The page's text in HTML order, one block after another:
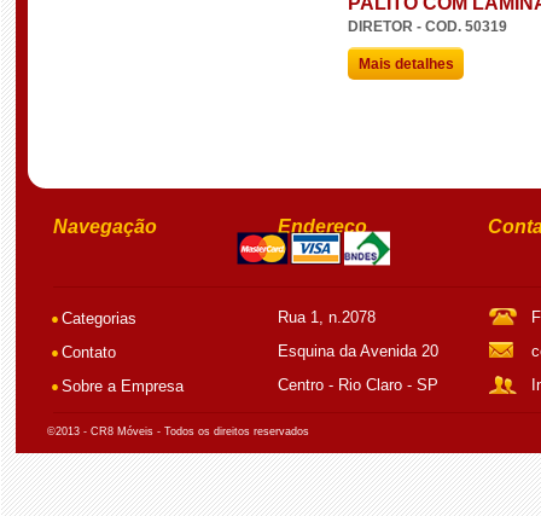
DIRETOR - COD. 50319
Mais detalhes
Navegação Endereço
Categorias
Contato
Sobre a Empresa
Rua 1, n.2078
Esquina da Avenida 20
Centro - Rio Claro - SP
©2013 - CR8 Móveis - Todos os direitos reservados